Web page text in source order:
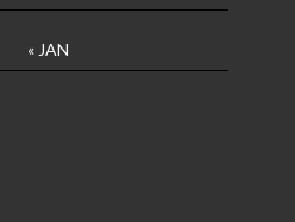
« JAN